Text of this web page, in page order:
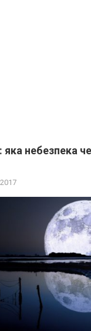
нeбeзпека